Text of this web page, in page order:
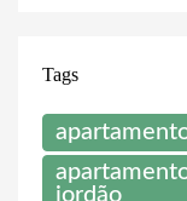
Tags
jordão